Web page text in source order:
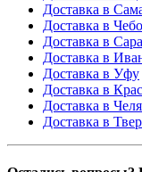
Доставка в
Доставка в
Доставка в
Доставка в
Доставка в Уфу
Доставка в
Доставка в
Доставка в